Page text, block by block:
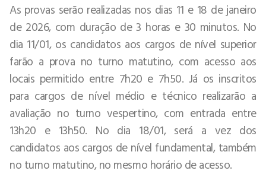
As provas serão realizadas nos dias 11 e 18 de janeiro
de 2026, com duração de 3 horas e 30 minutos. No
dia 11/01, os candidatos aos cargos de nível superior
farão a prova no turno matutino, com acesso aos
locais permitido entre 7h20 e 7h50. Já os inscritos
para cargos de nível médio e técnico realizarão a
avaliação no turno vespertino, com entrada entre
13h20 e 13h50. No dia 18/01, será a vez dos
candidatos aos cargos de nível fundamental, também
no turno matutino, no mesmo horário de acesso.